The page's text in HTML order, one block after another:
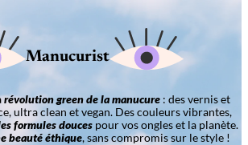
Manucurist
révolution green de la manucure: des vernis et
ultra clean et vegan. Des couleurs vibrantes,
formules douces pour vos ongles et la planète.
beauté éthique, sans compromis sur le style !